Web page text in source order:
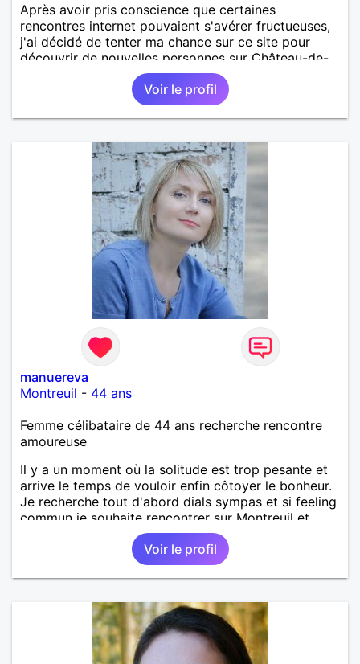
Après avoir pris conscience que certaines
rencontres internet pouvaient s'avérer fructueuses,
j'ai décidé de tenter ma chance sur ce site pour
découvrir de nouvelles personnes sur Château-de-
Loir voire Le Mans ou La Flèche !
Voir le profil
manuereva
Montreuil - 44 ans
Femme célibataire de 44 ans recherche rencontre
amoureuse
Il y a un moment où la solitude est trop pesante et
arrive le temps de vouloir enfin côtoyer le bonheur.
Je recherche tout d'abord dials sympas et si feeling
commun je souhaite rencontrer sur Montreuil et
secteur alentours, pourquoi pas.
Voir le profil